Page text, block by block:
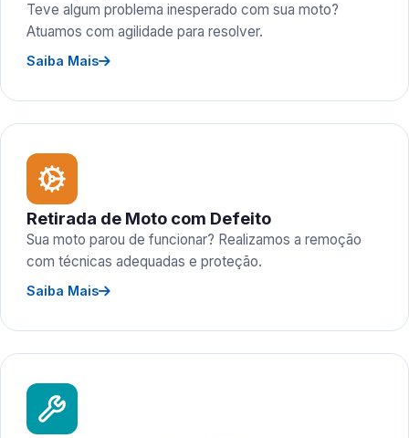
Teve algum problema inesperado com sua moto?
Atuamos com agilidade para resolver.
Saiba Mais
Retirada de Moto com Defeito
Sua moto parou de funcionar? Realizamos a remoção
com técnicas adequadas e proteção.
Saiba Mais